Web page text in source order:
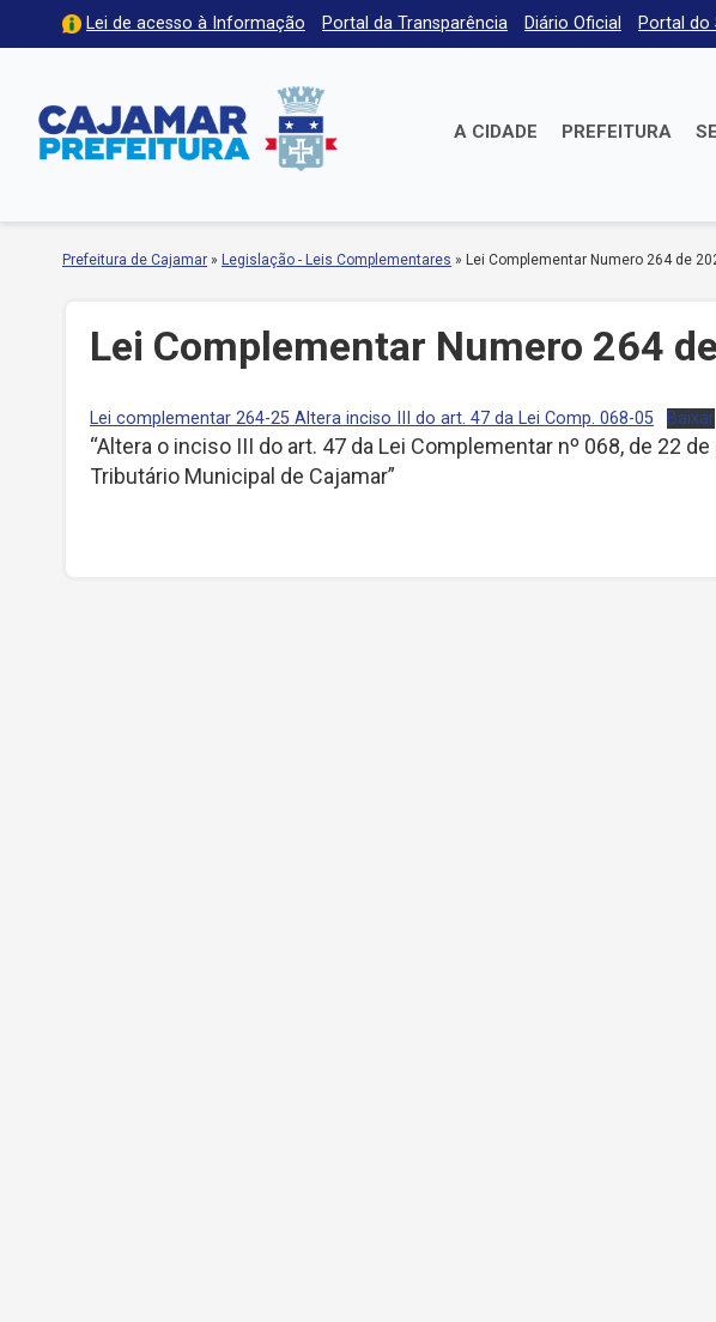
Lei de acesso à Informação Portal da Transparência Diário Oficial Portal do
A CIDADE PREFEITURA
Prefeitura de Cajamar » Legislação - Leis Complementares » Lei Complementar Numero 264 de
Lei Complementar Numero 264
Lei complementar 264-25 Altera inciso III do art. 47 da Lei Comp. 068-05 Baixar
“Altera o inciso III do art. 47 da Lei Complementar nº 068, de 22
Tributário Municipal de Cajamar”